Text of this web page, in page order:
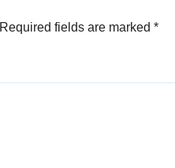
Required fields are marked *